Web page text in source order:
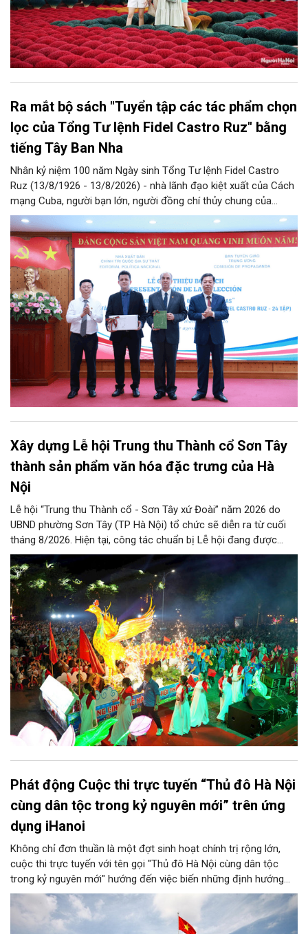
Ra mắt bộ sách "Tuyển tập các tác phẩm chọn
lọc của Tổng Tư lệnh Fidel Castro Ruz" bằng
tiếng Tây Ban Nha
Nhân kỷ niệm 100 năm Ngày sinh Tổng Tư lệnh Fidel Castro
Ruz (13/8/1926 - 13/8/2026) - nhà lãnh đạo kiệt xuất của Cách
mạng Cuba, người bạn lớn, người đồng chí thủy chung của
Đảng, Nhà nước và nhân dân Việt Nam, chiều 5/8, tại Hà Nội,
Nhà xuất bản Chính trị quốc gia Sự thật phối hợp với Ban Tuyên
giáo Trung ương tổ chức Lễ giới thiệu bộ sách “Tuyển tập các
tác phẩm chọn lọc của Tổng Tư lệnh Fidel Castro Ruz” gồm 24
tập bằng tiếng Tây Ban Nha.
Xây dựng Lễ hội Trung thu Thành cổ Sơn Tây
thành sản phẩm văn hóa đặc trưng của Hà
Nội
Lễ hội “Trung thu Thành cổ - Sơn Tây xứ Đoài” năm 2026 do
UBND phường Sơn Tây (TP Hà Nội) tổ chức sẽ diễn ra từ cuối
tháng 8/2026. Hiện tại, công tác chuẩn bị Lễ hội đang được
chính quyền phường Sơn Tây cùng các phòng, ban, ngành, đơn
vị và 25 tổ dân phố khẩn trương triển khai, tạo khí thế sôi nổi,
sẵn sàng mang đến cho Nhân dân và du khách một mùa Trung
thu quy mô, đặc sắc và giàu bản sắc văn hóa xứ Đoài.
Phát động Cuộc thi trực tuyến “Thủ đô Hà Nội
cùng dân tộc trong kỷ nguyên mới” trên ứng
dụng iHanoi
Không chỉ đơn thuần là một đợt sinh hoạt chính trị rộng lớn,
cuộc thi trực tuyến với tên gọi "Thủ đô Hà Nội cùng dân tộc
trong kỷ nguyên mới" hướng đến việc biến những định hướng
chiến lược trong Nghị quyết số 02-NQ/TW của Bộ Chính trị
thành niềm tin, thành nhận thức chung của mỗi người dân.